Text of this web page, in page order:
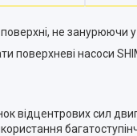
не занурюючи у
насоси
сил